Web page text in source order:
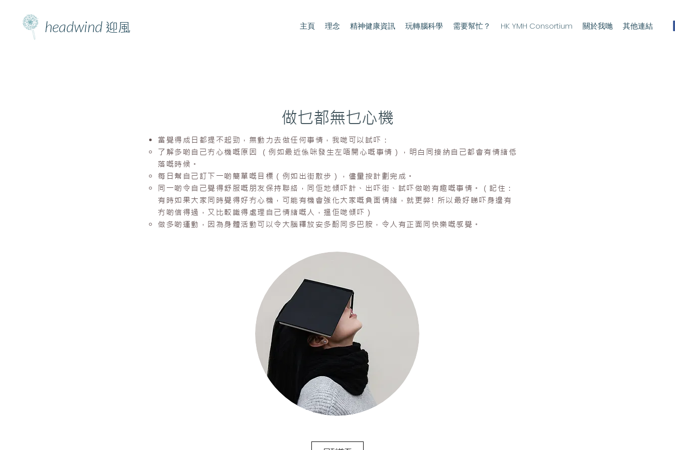
headwind 迎風 主頁 理念 精神健康資訊 玩轉腦科學 需要幫忙？ HK YMH Consortium 關於我哋 其他連結
做乜都無乜心機
當覺得成日都提不起勁，無動力去做任何事情，我哋可以試吓：
了解多啲自己冇心機嘅原因 （例如最近係咪發生左唔開心嘅事情），明白同接納自己都會有情緒低
落嘅時候。
每日幫自己訂下一啲簡單嘅目標（例如出街散步），儘量按計劃完成。
同一啲令自己覺得舒服嘅朋友保持聯絡，同佢地傾吓計、出吓街、試吓做啲有趣嘅事情。（記住：
有時如果大家同時覺得好冇心機，可能有機會強化大家嘅負面情緒，就更弊! 所以最好睇吓身邊有
冇啲信得過，又比較識得處理自己情緒嘅人，搵佢哋傾吓）
做多啲運動，因為身體活動可以令大腦釋放安多酚同多巴胺，令人有正面同快樂嘅感覺。